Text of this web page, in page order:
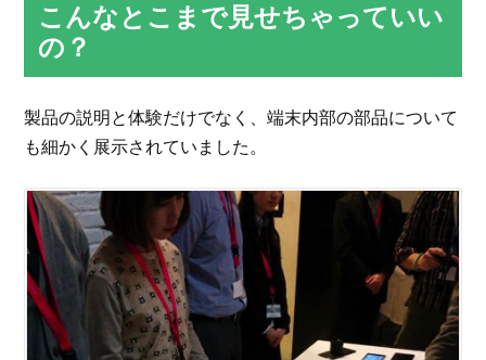
こんなとこまで見せちゃっていい
の？
製品の説明と体験だけでなく、端末内部の部品について
も細かく展示されていました。